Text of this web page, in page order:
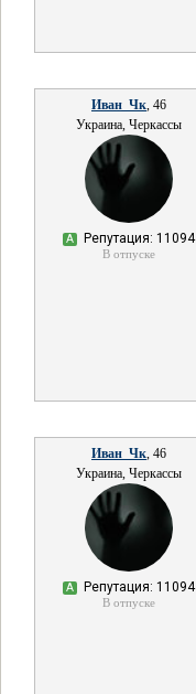
Иван_Чк, 46
Украина, Черкассы
А Репутация: 11094
В отпуске
Иван_Чк, 46
Украина, Черкассы
А Репутация: 11094
В отпуске